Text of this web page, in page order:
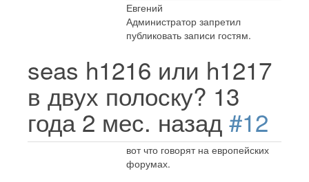
Евгений
Администратор запретил
публиковать записи гостям.
seas h1216 или h1217
в двух полоску? 13
года 2 мес. назад #12
вот что говорят на европейских
форумах.